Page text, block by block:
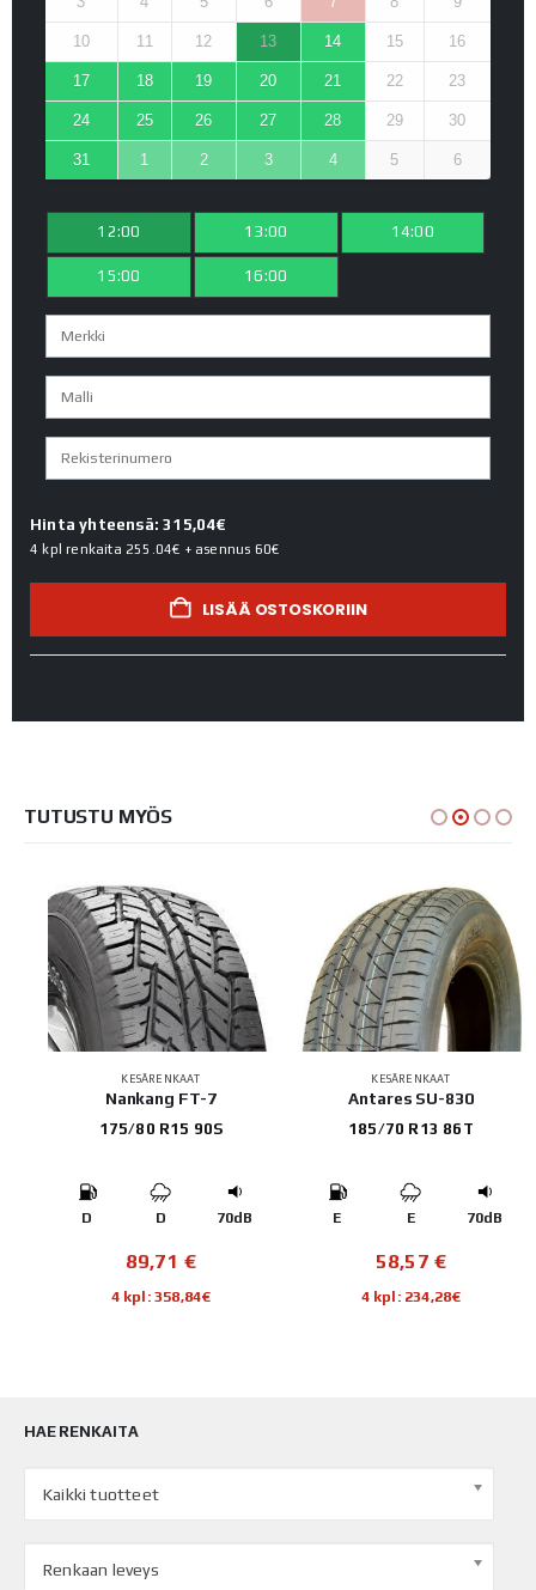
10 11 12 13 14 15 16
17 18 19 20 21 22 23
24 25 26 27 28 29 30
31 1 2 3 4 5 6
12:00 13:00 14:00
15:00 16:00
Hinta yhteensä: 315,04€
4 kpl renkaita 255.04€ + asennus 60€
LISÄÄ OSTOSKORIIN
TUTUSTU MYÖS
KESÄRENKAAT
Nankang FT-7
175/80 R15 90S
D D 70dB
89,71 €
4 kpl: 358,84€
KESÄRENKAAT
Antares SU-830
185/70 R13 86T
E E 70dB
58,57 €
4 kpl: 234,28€
HAE RENKAITA
Kaikki tuotteet
Renkaan leveys